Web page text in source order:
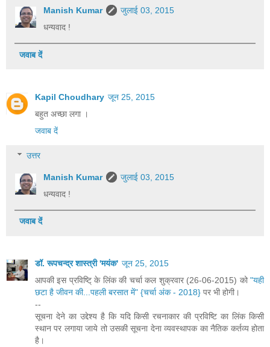
Manish Kumar
जुलाई 03, 2015
धन्यवाद !
जवाब दें
Kapil Choudhary जून 25, 2015
बहुत अच्छा लगा ।
जवाब दें
उत्तर
Manish Kumar
जुलाई 03, 2015
धन्यवाद !
जवाब दें
डॉ. रूपचन्द्र शास्त्री 'मयंक' जून 25, 2015
आपकी इस प्रविष्टि् के लिंक की चर्चा कल शुक्रवार (26-06-2015) को"यही
छटा है जीवन की...पहली बरसात में" {चर्चा अंक - 2018} पर भी होगी।
--
सूचना देने का उद्देश्य है कि यदि किसी रचनाकार की प्रविष्टि का लिंक किसी
स्थान पर लगाया जाये तो उसकी सूचना देना व्यवस्थापक का नैतिक कर्तव्य होता
है।